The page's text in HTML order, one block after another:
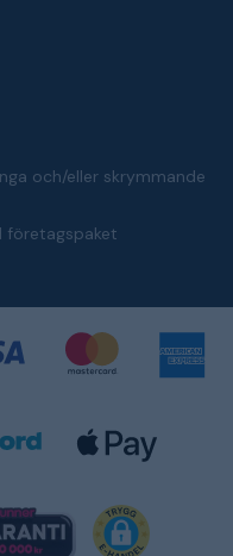
och/eller skrymmande
företagspaket